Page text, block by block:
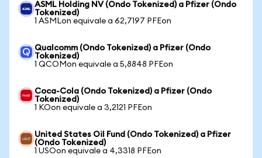
ASML Holding NV (Ondo Tokenized) a Pfizer (Ondo
Tokenized)
1 ASMLon equivale a 62,7197 PFEon
Qualcomm (Ondo Tokenized) a Pfizer (Ondo
Tokenized)
1 QCOMon equivale a 5,8848 PFEon
Coca-Cola (Ondo Tokenized) a Pfizer (Ondo
Tokenized)
1 KOon equivale a 3,2121 PFEon
United States Oil Fund (Ondo Tokenized) a Pfizer
(Ondo Tokenized)
1 USOon equivale a 4,3318 PFEon